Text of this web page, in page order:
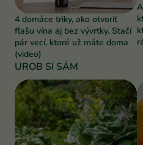
4 domáce triky, ako otvoriť
fľašu vína aj bez vývrtky. Stačí
pár vecí, ktoré už máte doma
(video)
UROB SI SÁM